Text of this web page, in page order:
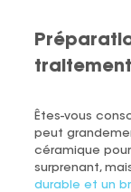
Êtes-vous
peut
céramique
surprenant,
durable et un